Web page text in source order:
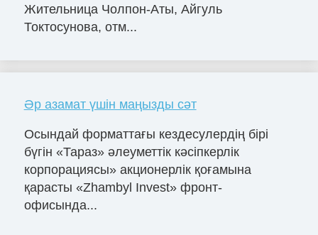
Жительница Чолпон-Аты, Айгуль
Токтосунова, отм...
Әр азамат үшін маңызды сәт
Осындай форматтағы кездесулердің бірі
бүгін «Тараз» әлеуметтік кәсіпкерлік
корпорациясы» акционерлік қоғамына
қарасты «Zhambyl Invest» фронт-
офисында...